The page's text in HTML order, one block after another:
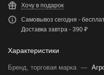
Хочу в подарок
Самовывоз сегодня -
Доставка завтра - 390 ₽
Характеристики
Бренд, торговая марка —